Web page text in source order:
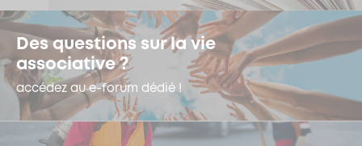
Des questions sur la vie
associative ?
accédez au e-forum dédié !